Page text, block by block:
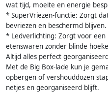
wat tijd, moeite en energie
* SuperVriezen-functie: Zorgt
bevriezen en beschermd blijven.
* Ledverlichting: Zorgt voor een
etenswaren zonder blinde
Altijd alles perfect
Met de Big Box-lade kun je
opbergen of vershouddozen
netjes en georganiseerd blijft.